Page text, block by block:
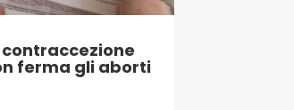
contraccezione
ferma gli aborti